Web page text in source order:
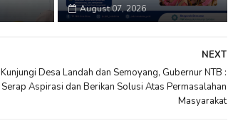
August 07, 2026
NEXT
Kunjungi Desa Landah dan Semoyang, Gubernur NTB :
Serap Aspirasi dan Berikan Solusi Atas Permasalahan
Masyarakat